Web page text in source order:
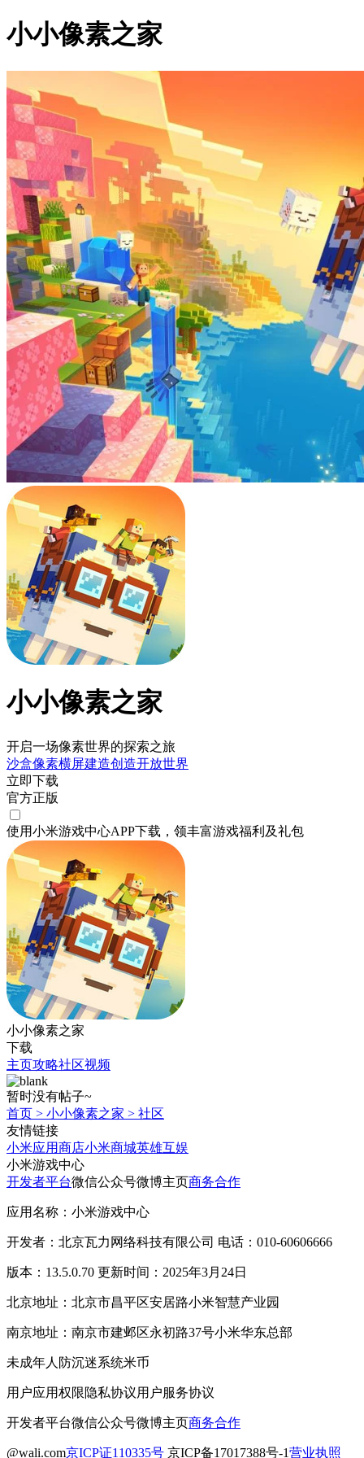
小小像素之家
小小像素之家
开启一场像素世界的探索之旅
沙盒像素横屏建造创造开放世界
立即下载
官方正版
使用小米游戏中心APP下载 ，领丰富游戏福利 及礼包
小小像素之家
下载
主页攻略社区视频
暂时没有帖子~
首页 > 小小像素之家 > 社区
友情链接
小米应用商店小米商城英雄互娱
小米游戏中心
开发者平台微信公众号微博主页商务合作
应用名称：小米游戏中心
开发者：北京瓦力网络科技有限公司 电话：010-60606666
版本：13.5.0.70 更新时间：2025年3月24日
北京地址：北京市昌平区安居路小米智慧产业园
南京地址：南京市建邺区永初路37号小米华东总部
未成年人防沉迷系统米币
用户应用权限隐私协议用户服务协议
开发者平台微信公众号微博主页商务合作
@wali.com京ICP证110335号 京ICP备17017388号-1营业执照